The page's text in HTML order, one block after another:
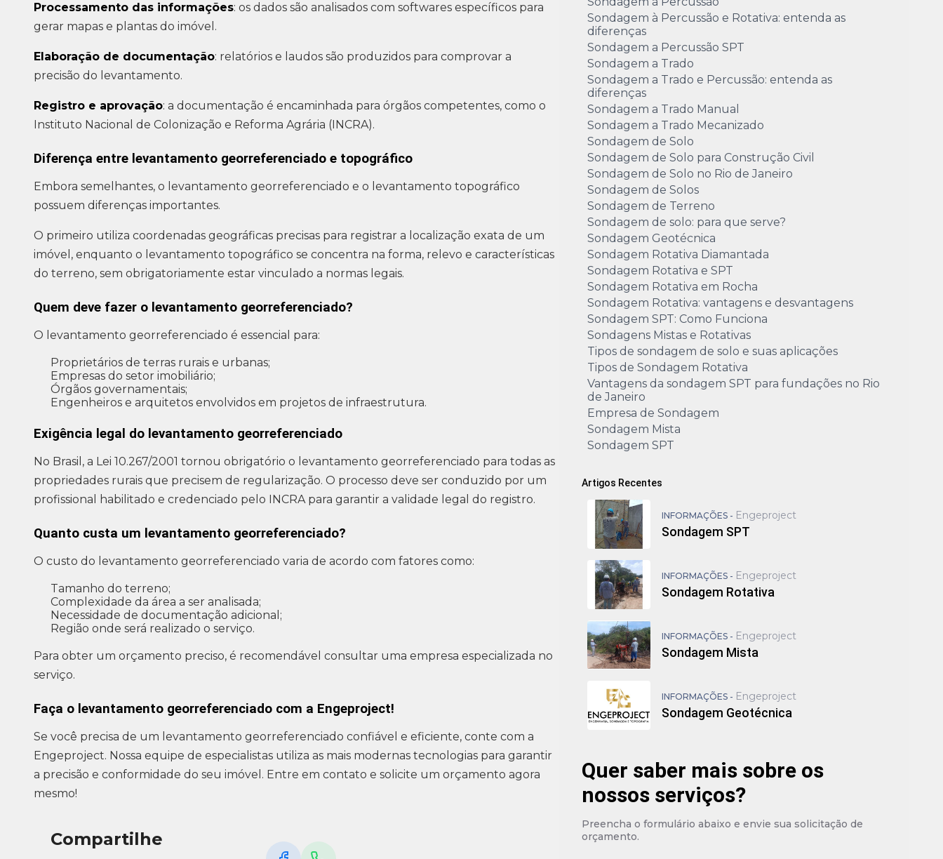
Processamento das informações: os dados são analisados com softwares específicos para
gerar mapas e plantas do imóvel.
Elaboração de documentação: relatórios e laudos são produzidos para comprovar a
precisão do levantamento.
Registro e aprovação: a documentação é encaminhada para órgãos competentes, como o
Instituto Nacional de Colonização e Reforma Agrária (INCRA).
Diferença entre levantamento georreferenciado e topográfico
Embora semelhantes, o levantamento georreferenciado e o levantamento topográfico
possuem diferenças importantes.
O primeiro utiliza coordenadas geográficas precisas para registrar a localização exata de um
imóvel, enquanto o levantamento topográfico se concentra na forma, relevo e características
do terreno, sem obrigatoriamente estar vinculado a normas legais.
Quem deve fazer o levantamento georreferenciado?
O levantamento georreferenciado é essencial para:
Proprietários de terras rurais e urbanas;
Empresas do setor imobiliário;
Órgãos governamentais;
Engenheiros e arquitetos envolvidos em projetos de infraestrutura.
Exigência legal do levantamento georreferenciado
No Brasil, a Lei 10.267/2001 tornou obrigatório o levantamento georreferenciado para todas as
propriedades rurais que precisem de regularização. O processo deve ser conduzido por um
profissional habilitado e credenciado pelo INCRA para garantir a validade legal do registro.
Quanto custa um levantamento georreferenciado?
O custo do levantamento georreferenciado varia de acordo com fatores como:
Tamanho do terreno;
Complexidade da área a ser analisada;
Necessidade de documentação adicional;
Região onde será realizado o serviço.
Para obter um orçamento preciso, é recomendável consultar uma empresa especializada no
serviço.
Faça o levantamento georreferenciado com a Engeproject!
Se você precisa de um levantamento georreferenciado confiável e eficiente, conte com a
Engeproject. Nossa equipe de especialistas utiliza as mais modernas tecnologias para garantir
a precisão e conformidade do seu imóvel. Entre em contato e solicite um orçamento agora
mesmo!
Compartilhe
Sondagem à Percussão e Rotativa: entenda as
diferenças
Sondagem a Percussão SPT
Sondagem a Trado
Sondagem a Trado e Percussão: entenda as
diferenças
Sondagem a Trado Manual
Sondagem a Trado Mecanizado
Sondagem de Solo
Sondagem de Solo para Construção Civil
Sondagem de Solo no Rio de Janeiro
Sondagem de Solos
Sondagem de Terreno
Sondagem de solo: para que serve?
Sondagem Geotécnica
Sondagem Rotativa Diamantada
Sondagem Rotativa e SPT
Sondagem Rotativa em Rocha
Sondagem Rotativa: vantagens e desvantagens
Sondagem SPT: Como Funciona
Sondagens Mistas e Rotativas
Tipos de sondagem de solo e suas aplicações
Tipos de Sondagem Rotativa
Vantagens da sondagem SPT para fundações no Rio
de Janeiro
Empresa de Sondagem
Sondagem Mista
Sondagem SPT
Artigos Recentes
INFORMAÇÕES - Engeproject
Sondagem SPT
INFORMAÇÕES - Engeproject
Sondagem Rotativa
INFORMAÇÕES - Engeproject
Sondagem Mista
INFORMAÇÕES - Engeproject
Sondagem Geotécnica
Quer saber mais sobre os
nossos serviços?
Preencha o formulário abaixo e envie sua solicitação de
orçamento.